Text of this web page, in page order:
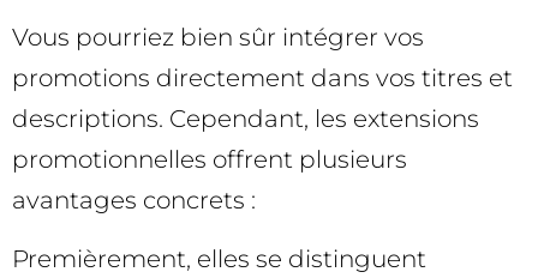
Vous pourriez bien sûr intégrer vos
promotions directement dans vos titres et
descriptions. Cependant, les extensions
promotionnelles offrent plusieurs
avantages concrets :
Premièrement, elles se distinguent